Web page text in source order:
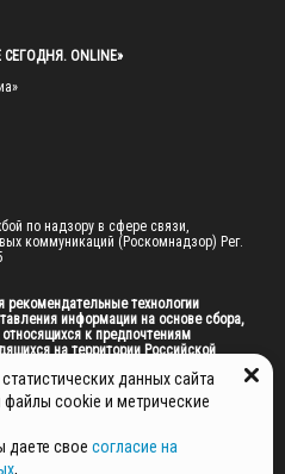
ONLINE»
по надзору в сфере связи,
коммуникаций (Роскомнадзор) Рег.
технологии
информации на основе сбора,
к предпочтениям
на территории Российской
ПРИНАДЛЕЖАТ ГАУ МО "ЦИФРОВЫЕ
данных сайта
cookie и метрические
даете свое согласие на
,